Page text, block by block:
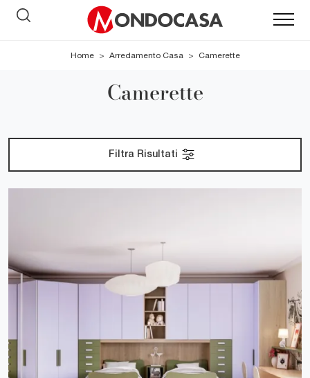
Home > Arredamento Casa > Camerette
Camerette
Filtra Risultati